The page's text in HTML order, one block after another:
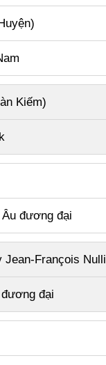
Kiếm)
đương đại
Jean-François Nulli
đại